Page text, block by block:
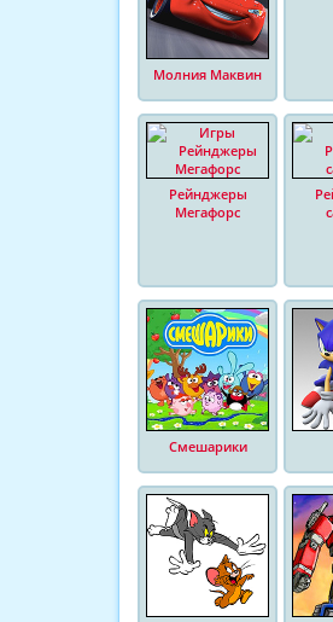
Молния Маквин
Рейнджеры
Мегафорс
Смешарики